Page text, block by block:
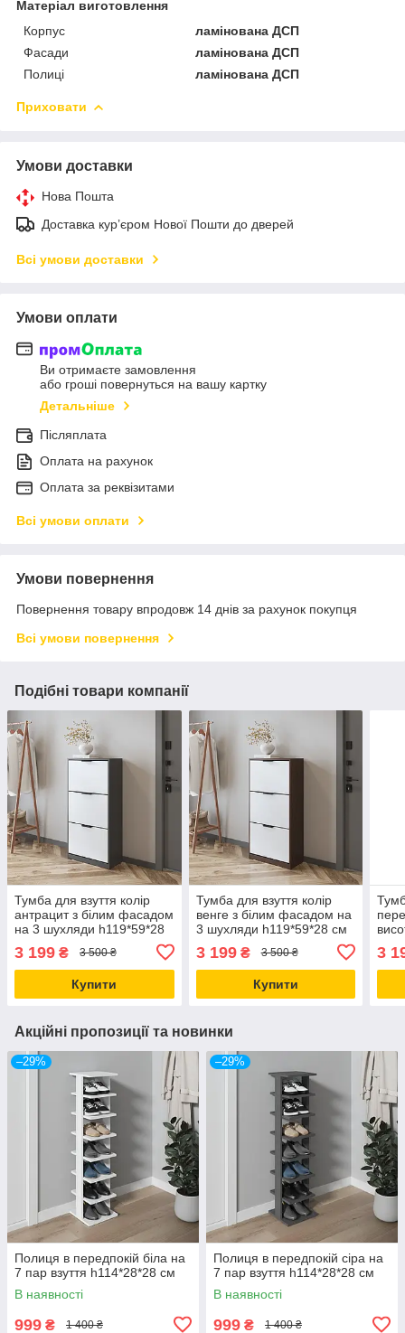
Матеріал виготовлення
Корпус
ламінована ДСП
Фасади
ламінована ДСП
Полиці
ламінована ДСП
Приховати
Умови доставки
Нова Пошта
Доставка кур’єром Нової Пошти до дверей
Всі умови доставки
Умови оплати
Ви отримаєте замовлення
або гроші повернуться на вашу картку
Детальніше
Післяплата
Оплата на рахунок
Оплата за реквізитами
Всі умови оплати
Умови повернення
Повернення товару впродовж 14 днів за рахунок покупця
Всі умови повернення
Подібні товари компанії
Тумба для взуття колір
антрацит з білим фасадом
на 3 шухляди h119*59*28
3 199 ₴ 3 500 ₴
Купити
Тумба для взуття колір
венге з білим фасадом на
3 шухляди h119*59*28 см
3 199₴ 3 500 ₴
Купити
3
Акційні пропозиції та новинки
–29%
Полиця в передпокій біла на
7 пар взуття h114*28*28 см
В наявності
999 ₴ 1 400 ₴
–29%
Полиця в передпокій сіра на
7 пар взуття h114*28*28 см
В наявності
999 ₴ 1 400 ₴